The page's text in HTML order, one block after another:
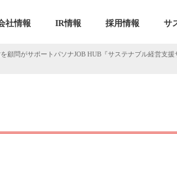
社情報 IR情報 採用情報 サ
顧問がサポートパソナJOB HUB『サステナブル経営支